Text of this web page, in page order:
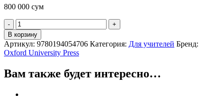
800 000 сум
Quantity
В корзину
Артикул: 9780194054706 Категория: Для учителей Бренд:
Oxford University Press
Вам также будет интересно…